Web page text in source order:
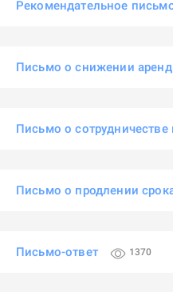
Рекомендательное письмо
Письмо о снижении
Письмо о
Письмо о продлении
Письмо-ответ 1370